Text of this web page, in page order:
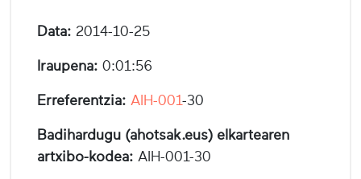
Data: 2014-10-25
Iraupena: 0:01:56
Erreferentzia: AIH-001-30
Badihardugu (ahotsak.eus) elkartearen
artxibo-kodea: AIH-001-30